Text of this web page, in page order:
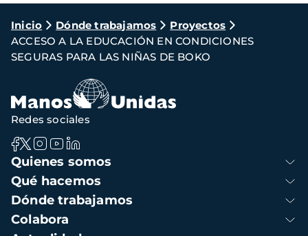
Ruta
de
navegación
Inicio Dónde trabajamos
Proyectos
ACCESO A LA EDUCACIÓN EN CONDICIONES
SEGURAS PARA LAS NIÑAS DE BOKO
Navegación
principal
Quienes somos
Qué hacemos
Dónde trabajamos
Colabora
Redes sociales